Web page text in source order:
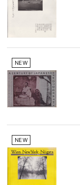
NEW
NEW